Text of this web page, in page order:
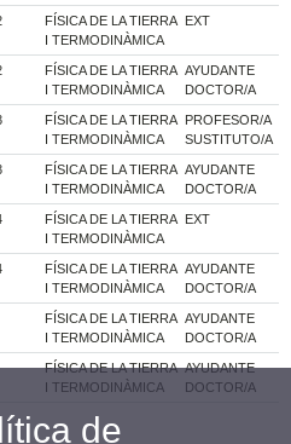
FÍSICA DE LA TIERRA
I TERMODINÀMICA
EXT
FÍSICA DE LA TIERRA
I TERMODINÀMICA
AYUDANTE
DOCTOR/A
FÍSICA DE LA TIERRA
I TERMODINÀMICA
PROFESOR/A
SUSTITUTO/A
FÍSICA DE LA TIERRA
I TERMODINÀMICA
AYUDANTE
DOCTOR/A
FÍSICA DE LA TIERRA
I TERMODINÀMICA
EXT
FÍSICA DE LA TIERRA
I TERMODINÀMICA
AYUDANTE
DOCTOR/A
FÍSICA DE LA TIERRA
I TERMODINÀMICA
AYUDANTE
DOCTOR/A
FÍSICA DE LA TIERRA
I TERMODINÀMICA
AYUDANTE
DOCTOR/A
de